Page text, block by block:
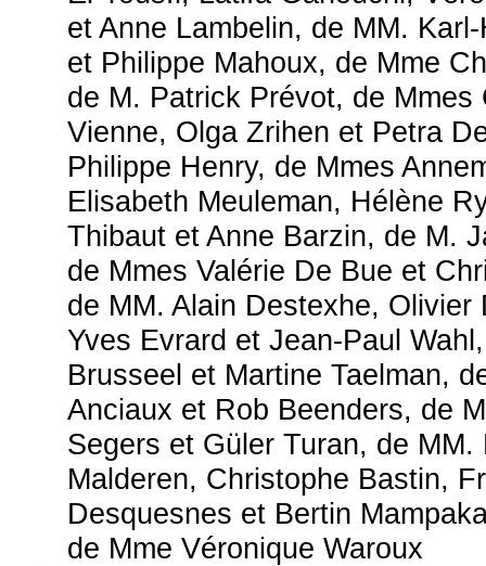
et Anne Lambelin, de MM.
et Philippe Mahoux, de Mme
de M. Patrick Prévot, de Mmes
Vienne, Olga Zrihen et Petra
Philippe Henry, de Mmes
Elisabeth Meuleman, Hélène
Thibaut et Anne Barzin, de M.
de Mmes Valérie De Bue et
de MM. Alain Destexhe, Olivier
Yves Evrard et Jean-Paul
Brusseel et Martine Taelman,
Anciaux et Rob Beenders, de
Segers et Güler Turan, de MM.
Malderen, Christophe Bastin,
Desquesnes et Bertin
de Mme Véronique Waroux